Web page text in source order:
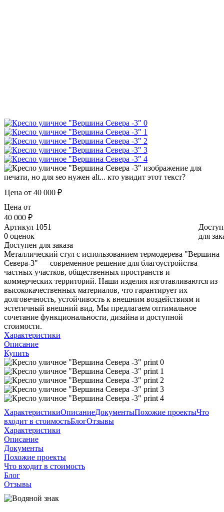
Цена от 40 000 ₽
Цена от
40 000 ₽
для
Артикул 1051
0 оценок
Доступен для заказа
Металлический стул с использованием термодерева "Вершина
Севера-3" — современное решение для благоустройства
частных участков, общественных пространств и
коммерческих территорий. Наши изделия изготавливаются из
высококачественных материалов, что гарантирует их
долговечность, устойчивость к внешним воздействиям и
эстетичный внешний вид. Мы предлагаем оптимальное
сочетание функциональности, дизайна и доступной
стоимости.
Характеристики
Описание
Купить
ХарактеристикиОписаниеДокументыПохожие проектыЧто
входит в стоимостьБлогОтзывы
Характеристики
Описание
Документы
Похожие проекты
Что входит в стоимость
Блог
Отзывы